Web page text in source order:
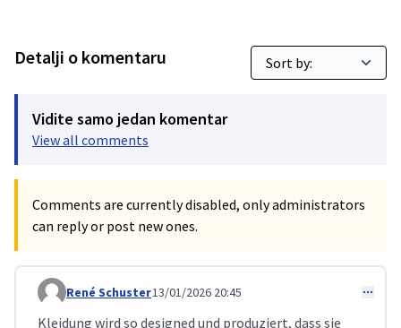
Detalji o komentaru
Vidite samo jedan komentar
View all comments
Comments are currently disabled, only administrators
can reply or post new ones.
Comment 514
René Schuster13/01/2026 20:45
Kleidung wird so designed und produziert, dass sie